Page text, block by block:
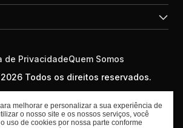
Todos os direitos reservados.
de PrivacidadeQuem Somos
melhorar e personalizar a sua experiência de
o nosso site e os nossos serviços, você
uso de cookies por nossa parte conforme